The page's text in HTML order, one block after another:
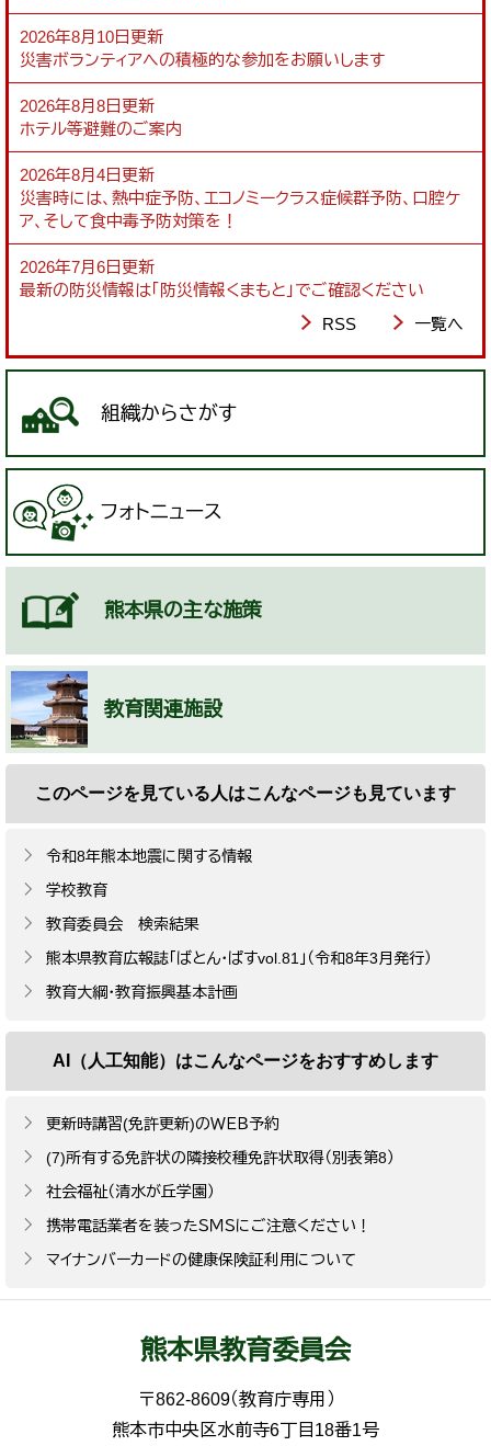
2026年8月10日更新
災害ボランティアへの積極的な参加をお願いします
2026年8月8日更新
ホテル等避難のご案内
2026年8月4日更新
災害時には、熱中症予防、エコノミークラス症候群予防、口腔ケ
ア、そして食中毒予防対策を！
2026年7月6日更新
最新の防災情報は「防災情報くまもと」でご確認ください
RSS
一覧へ
組織からさがす
フォトニュース
熊本県の主な施策
教育関連施設
このページを見ている人はこんなページも見ています
令和8年熊本地震に関する情報
学校教育
教育委員会 検索結果
熊本県教育広報誌「ばとん・ぱすvol.81」（令和8年3月発行）
教育大綱・教育振興基本計画
AI（人工知能）はこんなページをおすすめします
更新時講習(免許更新)のＷＥＢ予約
(7)所有する免許状の隣接校種免許状取得（別表第8）
社会福祉（清水が丘学園）
携帯電話業者を装ったＳＭＳにご注意ください！
マイナンバーカードの健康保険証利用について
熊本県教育委員会
〒862-8609（教育庁専用）
熊本市中央区水前寺6丁目18番1号